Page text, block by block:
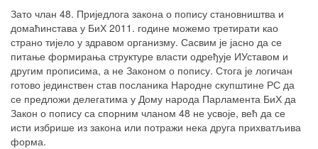
Зато члан 48. Приједлога закона о попису становништва и
домаћинстава у БиХ 2011. године можемо третирати као
страно тијело у здравом организму. Сасвим је јасно да се
питање формирања структуре власти одређује ИУставом и
другим прописима, а не Законом о попису. Стога је логичан
готово јединствен став посланика Народне скупштине РС да
се предложи делегатима у Дому народа Парламента БиХ да
Закон о попису са спорним чланом 48 не усвоје, већ да се
исти избрише из закона или потражи нека друга прихватљива
форма.